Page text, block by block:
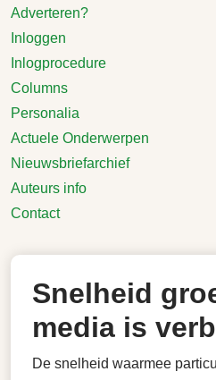
Adverteren?
Inloggen
Inlogprocedure
Columns
Personalia
Actuele Onderwerpen
Nieuwsbriefarchief
Auteurs info
Contact
Snelheid
media is
De snelheid waarmee